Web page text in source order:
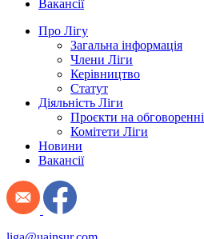
Вакансії
Про Лігу
Загальна інформація
Члени Ліги
Керівництво
Статут
Діяльність Ліги
Проєкти на обговоренні
Комітети Ліги
Новини
Вакансії